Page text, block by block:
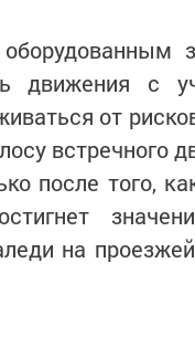
движения с
от
встречного
после того,
на